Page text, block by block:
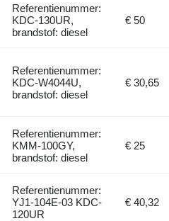
Referentienummer:
KDC-130UR,
brandstof: diesel
€ 50
Referentienummer:
KDC-W4044U,
brandstof: diesel
€ 30,65
Referentienummer:
KMM-100GY,
brandstof: diesel
€ 25
Referentienummer:
YJ1-104E-03 KDC-
120UR
€ 40,32